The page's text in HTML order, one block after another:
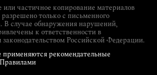
частичное копирование материалов
только с письменного
В случае обнаружения нарушений,
к ответственности в
Российской Федерации.
рекомендательные